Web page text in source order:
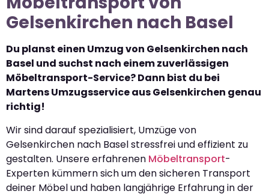
Gelsenkirchen nach Basel
Du planst einen Umzug von Gelsenkirchen nach
Basel und suchst nach einem zuverlässigen
Möbeltransport-Service? Dann bist du bei
Martens Umzugsservice aus Gelsenkirchen genau
richtig!
Wir sind darauf spezialisiert, Umzüge von
Gelsenkirchen nach Basel stressfrei und effizient zu
gestalten. Unsere erfahrenen Möbeltransport-
Experten kümmern sich um den sicheren Transport
deiner Möbel und haben langjährige Erfahrung in der